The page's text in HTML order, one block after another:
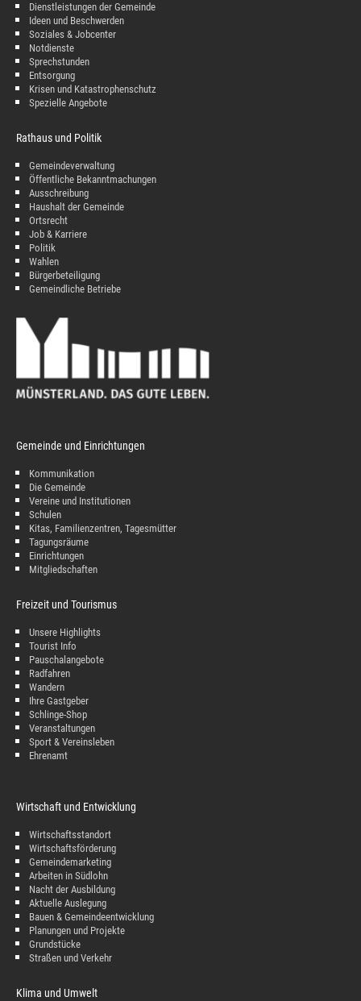
Dienstleistungen der Gemeinde
Ideen und Beschwerden
Soziales & Jobcenter
Notdienste
Sprechstunden
Entsorgung
Krisen und Katastrophenschutz
Spezielle Angebote
Rathaus und Politik
Gemeindeverwaltung
Öffentliche Bekanntmachungen
Ausschreibung
Haushalt der Gemeinde
Ortsrecht
Job & Karriere
Politik
Wahlen
Bürgerbeteiligung
Gemeindliche Betriebe
Gemeinde und Einrichtungen
Kommunikation
Die Gemeinde
Vereine und Institutionen
Schulen
Kitas, Familienzentren, Tagesmütter
Tagungsräume
Einrichtungen
Mitgliedschaften
Freizeit und Tourismus
Unsere Highlights
Tourist Info
Pauschalangebote
Radfahren
Wandern
Ihre Gastgeber
Schlinge-Shop
Veranstaltungen
Sport & Vereinsleben
Ehrenamt
Wirtschaft und Entwicklung
Wirtschaftsstandort
Wirtschaftsförderung
Gemeindemarketing
Arbeiten in Südlohn
Nacht der Ausbildung
Aktuelle Auslegung
Bauen & Gemeindeentwicklung
Planungen und Projekte
Grundstücke
Straßen und Verkehr
Klima und Umwelt